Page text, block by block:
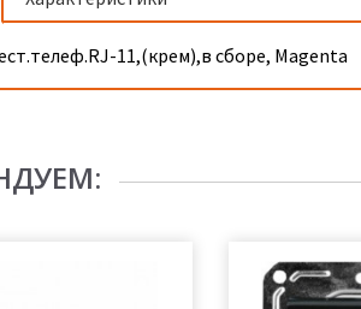
11,(крем),в сборе, Magenta